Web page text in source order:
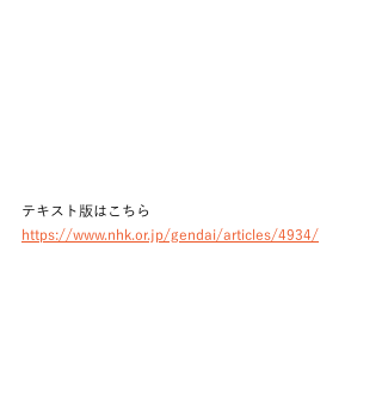
テキスト版はこちら
https://www.nhk.or.jp/gendai/articles/4934/